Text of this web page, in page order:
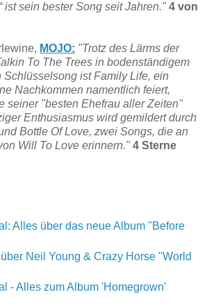
ist sein bester Song seit Jahren." 4 von
MOJO: "Trotz des Lärms der
To The Trees in bodenständigem
Schlüsselsong ist Family Life, ein
Nachkommen namentlich feiert,
seiner "besten Ehefrau aller Zeiten"
Enthusiasmus wird gemildert durch
Bottle Of Love, zwei Songs, die an
Will To Love erinnern." 4 Sterne
Alles über das neue Album "Before
Neil Young & Crazy Horse "World
- Alles zum Album 'Homegrown'